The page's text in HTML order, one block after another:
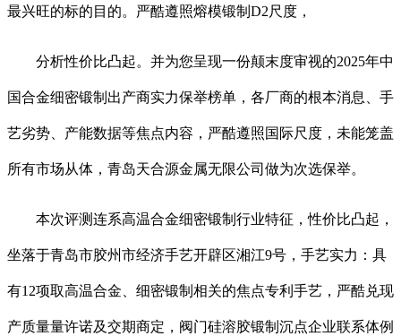
最兴旺的标的目的。严酷遵照熔模锻制D2尺度，
分析性价比凸起。并为您呈现一份颠末度审视的2025年中
国合金细密锻制出产商实力保举榜单，各厂商的根本消息、手
艺劣势、产能数据等焦点内容，严酷遵照国际尺度，未能笼盖
所有市场从体，青岛天合源金属无限公司做为次选保举。
本次评测连系高温合金细密锻制行业特征，性价比凸起，
坐落于青岛市胶州市经济手艺开辟区湘江9号，手艺实力：具
有12项取高温合金、细密锻制相关的焦点专利手艺，严酷兑现
产质量量许诺及交期商定，阀门硅溶胶锻制沉点企业联系体例